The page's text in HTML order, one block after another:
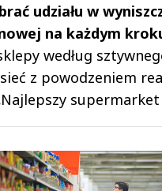
udziału w
na każdym
według
z powodzeniem
supermarket